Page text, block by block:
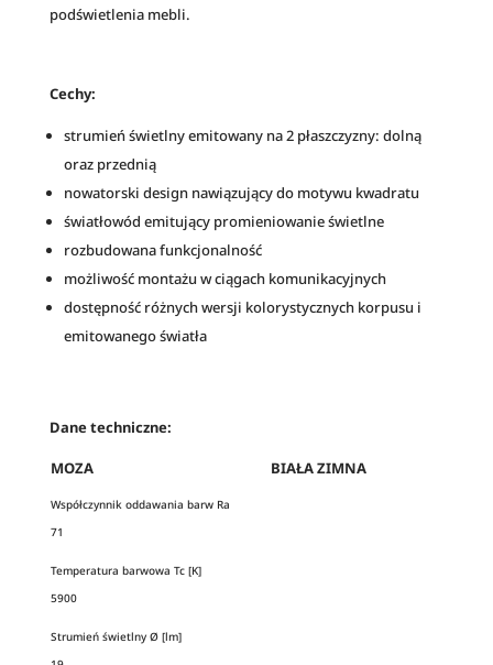
podświetlenia mebli.
Cechy:
strumień świetlny emitowany na 2 płaszczyzny: dolną
oraz przednią
nowatorski design nawiązujący do motywu kwadratu
światłowód emitujący promieniowanie świetlne
rozbudowana funkcjonalność
możliwość montażu w ciągach komunikacyjnych
dostępność różnych wersji kolorystycznych korpusu i
emitowanego światła
Dane techniczne:
MOZA BIAŁA ZIMNA
Współczynnik oddawania barw Ra
71
Temperatura barwowa Tc [K]
5900
Strumień świetlny Ø [lm]